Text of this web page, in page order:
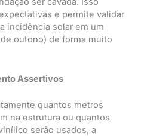
e permite validar
incidência solar em um
outono) de forma muito
Assertivos
quantos metros
na estrutura ou quantos
serão usados, a